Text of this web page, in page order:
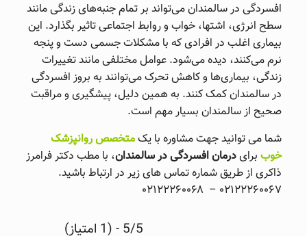
افسردگی در سالمندان می‌تواند بر تمام جنبه‌های زندگی مانند
سطح انرژی، اشتها، خواب و روابط اجتماعی تاثیر بگذارد. این
بیماری اغلب در افرادی که با مشکلات جسمی دست و پنجه
نرم می‌کنند، دیده می‌شود. عوامل مختلفی مانند تغییرات
زندگی، بیماری‌ها و کاهش تحرک می‌توانند به بروز افسردگی
در سالمندان کمک کنند. به همین دلیل، پیشگیری و مراقبت
صحیح از سالمندان بسیار مهم است.
شما می توانید جهت مشاوره با یکمتخصص روانپزشک
خوببرایدرمان افسردگی در سالمندان، با مطب دکتر فرامرز
ذاکری از طریق شماره تماس های زیر در ارتباط باشید.
۰۲۱۲۲۲۶۰۰۶۷ –
۰۲۱۲۲۲۶۰۰۶۸
5/5 - (1 امتیاز)